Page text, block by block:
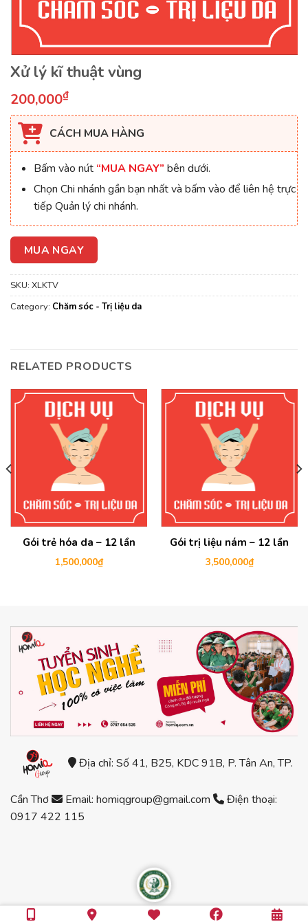
Xử lý kĩ thuật vùng
200,000₫
CÁCH MUA HÀNG
Bấm vào nút “MUA NGAY” bên dưới.
Chọn Chi nhánh gần bạn nhất và bấm vào để liên hệ trực
tiếp Quản lý chi nhánh.
MUA NGAY
SKU: XLKTV
Category: Chăm sóc - Trị liệu da
RELATED PRODUCTS
Gói trẻ hóa da – 12 lần
1,500,000₫
Gói trị liệu nám – 12 lần
3,500,000₫
Địa chỉ: Số 41, B25, KDC 91B, P. Tân An, TP.
Cần Thơ Email: homiqgroup@gmail.com
Điện thoại:
0917 422 115